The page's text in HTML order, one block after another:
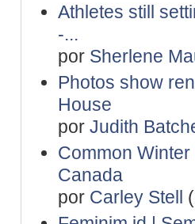
Athletes still
-...
por Sherlene
Photos show
House
por Judith
Common
Canada
por Carley Stell